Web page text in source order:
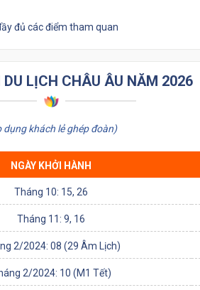
đủ các điểm tham quan
DU LỊCH CHÂU ÂU NĂM 2026
dụng khách lẻ ghép đoàn)
NGÀY KHỞI HÀNH
Tháng 10: 15, 26
Tháng 11: 9, 16
2/2024: 08 (29 Âm Lịch)
2/2024: 10 (M1 Tết)